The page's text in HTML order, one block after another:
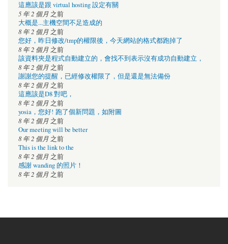
這應該是跟 virtual hosting 設定有關
5 年 2 個月 之前
大概是...主機空間不足造成的
8 年 2 個月 之前
您好，昨日修改/tmp的權限後，今天網站的格式都跑掉了
8 年 2 個月 之前
該資料夾是程式自動建立的，會找不到表示沒有成功自動建立，
8 年 2 個月 之前
謝謝您的提醒，已經修改權限了，但是還是無法備份
8 年 2 個月 之前
這應該是D8 對吧，
8 年 2 個月 之前
yosia，您好! 跑了個新問題，如附圖
8 年 2 個月 之前
Our meeting will be better
8 年 2 個月 之前
This is the link to the
8 年 2 個月 之前
感謝 wanding 的照片！
8 年 2 個月 之前